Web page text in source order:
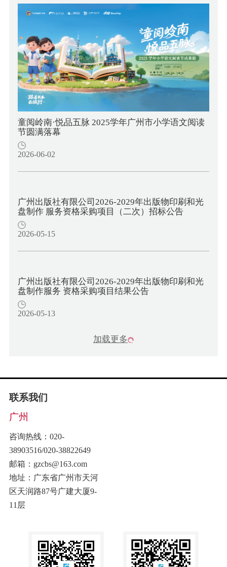
童阅岭南·悦品五脉 2025学年广州市小学语文阅读
节圆满落幕
2026-06-02
广州出版社有限公司2026-2029年出版物印刷和光
盘制作 服务资格采购项目（二次）招标公告
2026-05-15
广州出版社有限公司2026-2029年出版物印刷和光
盘制作服务 资格采购项目结果公告
2026-05-13
加载更多
联系我们
广州
咨询热线：020-
38903516/020-38822649
邮箱：gzcbs@163.com
地址：广东省广州市天河
区天润路87号广建大厦9-
11层